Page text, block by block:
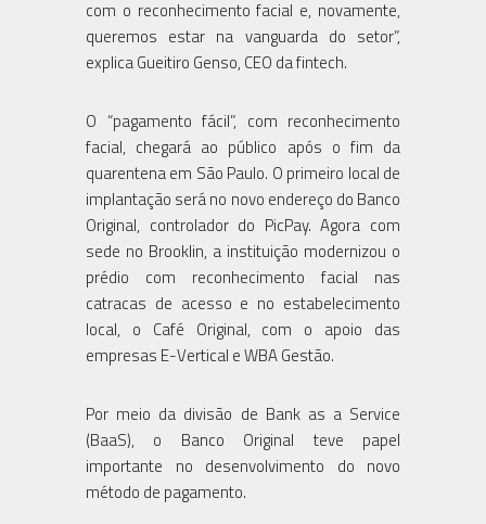
com o reconhecimento facial e, novamente,
queremos estar na vanguarda do setor”,
explica Gueitiro Genso, CEO da fintech.
O “pagamento fácil”, com reconhecimento
facial, chegará ao público após o fim da
quarentena em São Paulo. O primeiro local de
implantação será no novo endereço do Banco
Original, controlador do PicPay. Agora com
sede no Brooklin, a instituição modernizou o
prédio com reconhecimento facial nas
catracas de acesso e no estabelecimento
local, o Café Original, com o apoio das
empresas E-Vertical e WBA Gestão.
Por meio da divisão de Bank as a Service
(BaaS), o Banco Original teve papel
importante no desenvolvimento do novo
método de pagamento.